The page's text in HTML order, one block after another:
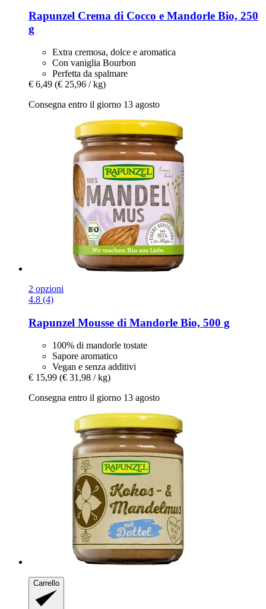
Rapunzel Crema di Cocco e Mandorle Bio, 250
g
Extra cremosa, dolce e aromatica
Con vaniglia Bourbon
Perfetta da spalmare
€ 6,49 (€ 25,96 / kg)
Consegna entro il giorno 13 agosto
2 opzioni
4.8 (4)
Rapunzel Mousse di Mandorle Bio, 500 g
100% di mandorle tostate
Sapore aromatico
Vegan e senza additivi
€ 15,99 (€ 31,98 / kg)
Consegna entro il giorno 13 agosto
Carrello